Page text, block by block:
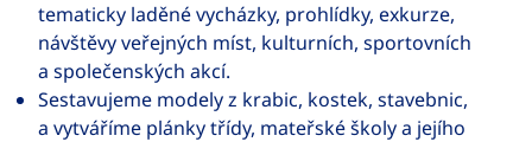
tematicky laděné vycházky, prohlídky, exkurze,
návštěvy veřejných míst, kulturních, sportovních
a společenských akcí.
Sestavujeme modely z krabic, kostek, stavebnic,
a vytváříme plánky třídy, mateřské školy a jejího